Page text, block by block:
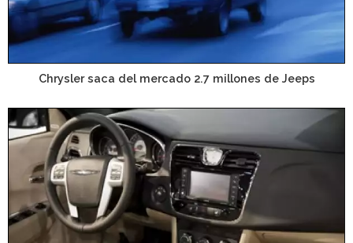
Chrysler saca del mercado 2.7 millones de Jeeps